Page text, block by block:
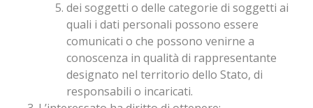
dei soggetti o delle categorie di soggetti ai
quali i dati personali possono essere
comunicati o che possono venirne a
conoscenza in qualità di rappresentante
designato nel territorio dello Stato, di
responsabili o incaricati.